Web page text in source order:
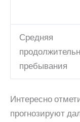
Средняя
пребывания
Интересно
прогнозируют